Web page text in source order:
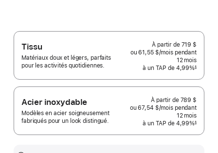
Tissu
Matériaux doux et légers, parfaits
pour les activités quotidiennes.
À partir de 719 $
ou 61,55 $/mois par
mois
pendant
12 mois
à un TAP de 4,99%§
Acier inoxydable
Modèles en acier soigneusement
fabriqués pour un look distingué.
À partir de 789 $
ou 67,54 $/mois par
mois
pendant
12 mois
à un TAP de 4,99%§